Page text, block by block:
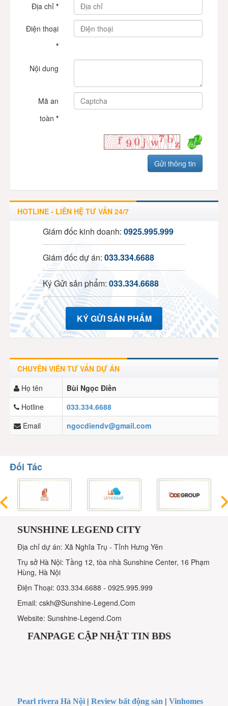
Địa chỉ *
Điện thoại
*
Nội dung
Mã an
toàn *
HOTLINE - LIÊN HỆ TƯ VẤN 24/7
Giám đốc kinh doanh: 0925.995.999
Giám đốc dự án: 033.334.6688
Ký Gửi sản phẩm: 033.334.6688
KÝ GỬI SẢN PHẨM
CHUYÊN VIÊN TƯ VẤN DỰ ÁN
Họ tên
Bùi Ngọc Điền
Hotline
033.334.6688
Email
ngocdiendv@gmail.com
Đối Tác
SUNSHINE LEGEND CITY
Địa chỉ dự án: Xã Nghĩa Trụ - Tỉnh Hưng Yên
Trụ sở Hà Nội: Tầng 12, tòa nhà Sunshine Center, 16 Phạm
Hùng, Hà Nội
Điện Thoại: 033.334.6688 - 0925.995.999
Email: cskh@Sunshine-Legend.Com
Website: Sunshine-Legend.Com
FANPAGE CẬP NHẬT TIN BĐS
Pearl rivera Hà Nội |Review bất động sản |Vinhomes